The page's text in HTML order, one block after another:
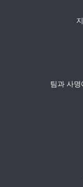
팀과 사